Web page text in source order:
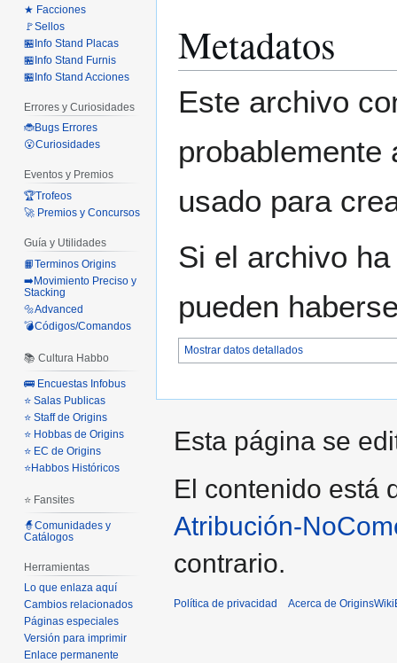
Metadatos
Este archivo
probablemente
usado para
Si el archivo
pueden
Mostrar datos detallados
★ Facciones
🚩Sellos
🏪Info Stand Placas
🏪Info Stand Furnis
🏪Info Stand Acciones
Errores y Curiosidades
🐞Bugs Errores
😮Curiosidades
Eventos y Premios
🏆Trofeos
🚀 Premios y Concursos
Guía y Utilidades
📙Terminos Origins
➡️Movimiento Preciso y
Stacking
🔩Advanced
💣Códigos/Comandos
📚 Cultura Habbo
🚌 Encuestas Infobus
⭐ Salas Publicas
⭐ Staff de Origins
⭐ Hobbas de Origins
⭐ EC de Origins
⭐Habbos Históricos
⭐ Fansites
🧙Comunidades y
Catálogos
Herramientas
Lo que enlaza aquí
Cambios relacionados
Páginas especiales
Versión para imprimir
Enlace permanente
Esta página se
El contenido está
Atribución-
contrario.
Política de privacidad Acerca de